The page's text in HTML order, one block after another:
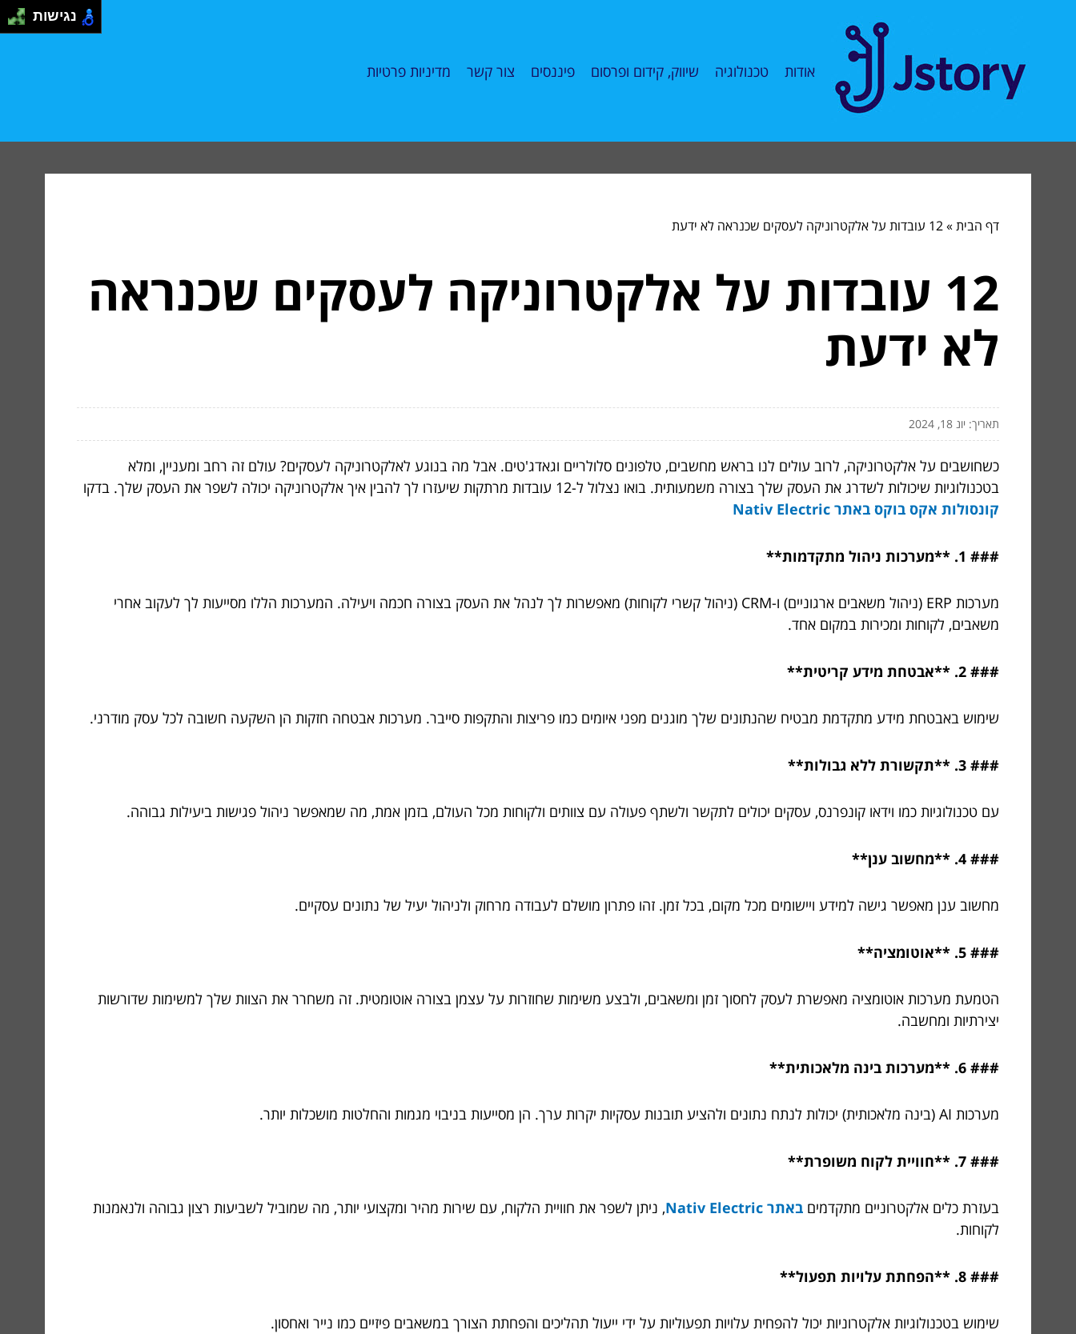
אודות טכנולוגיה שיווק, קידום ופרסום פיננסים צור קשר מדיניות פרטיות
דף הבית»12 עובדות על אלקטרוניקה לעסקים שכנראה לא ידעת
12 עובדות על אלקטרוניקה לעסקים שכנראה
לא ידעת
תאריך: יונ 18, 2024
כשחושבים על אלקטרוניקה, לרוב עולים לנו בראש מחשבים, טלפונים סלולריים וגאדג'טים. אבל מה בנוגע לאלקטרוניקה לעסקים? עולם זה רחב ומעניין, ומלא
בטכנולוגיות שיכולות לשדרג את העסק שלך בצורה משמעותית. בואו נצלול ל-12 עובדות מרתקות שיעזרו לך להבין איך אלקטרוניקה יכולה לשפר את העסק שלך. בדקו
קונסולות אקס בוקס באתר Nativ Electric
### 1. **מערכות ניהול מתקדמות**
מערכות ERP (ניהול משאבים ארגוניים) ו-CRM (ניהול קשרי לקוחות) מאפשרות לך לנהל את העסק בצורה חכמה ויעילה. המערכות הללו מסייעות לך לעקוב אחרי
משאבים, לקוחות ומכירות במקום אחד.
### 2. **אבטחת מידע קריטית**
שימוש באבטחת מידע מתקדמת מבטיח שהנתונים שלך מוגנים מפני איומים כמו פריצות והתקפות סייבר. מערכות אבטחה חזקות הן השקעה חשובה לכל עסק מודרני.
### 3. **תקשורת ללא גבולות**
עם טכנולוגיות כמו וידאו קונפרנס, עסקים יכולים לתקשר ולשתף פעולה עם צוותים ולקוחות מכל העולם, בזמן אמת, מה שמאפשר ניהול פגישות ביעילות גבוהה.
### 4. **מחשוב ענן**
מחשוב ענן מאפשר גישה למידע ויישומים מכל מקום, בכל זמן. זהו פתרון מושלם לעבודה מרחוק ולניהול יעיל של נתונים עסקיים.
### 5. **אוטומציה**
הטמעת מערכות אוטומציה מאפשרת לעסק לחסוך זמן ומשאבים, ולבצע משימות שחוזרות על עצמן בצורה אוטומטית. זה משחרר את הצוות שלך למשימות שדורשות
יצירתיות ומחשבה.
### 6. **מערכות בינה מלאכותית**
מערכות AI (בינה מלאכותית) יכולות לנתח נתונים ולהציע תובנות עסקיות יקרות ערך. הן מסייעות בניבוי מגמות והחלטות מושכלות יותר.
### 7. **חוויית לקוח משופרת**
בעזרת כלים אלקטרוניים מתקדמים באתר Nativ Electric
, ניתן לשפר את חוויית הלקוח, עם שירות מהיר ומקצועי יותר, מה שמוביל לשביעות רצון גבוהה ולנאמנות
לקוחות.
### 8. **הפחתת עלויות תפעול**
שימוש בטכנולוגיות אלקטרוניות יכול להפחית עלויות תפעוליות על ידי ייעול תהליכים והפחתת הצורך במשאבים פיזיים כמו נייר ואחסון.
נגישות